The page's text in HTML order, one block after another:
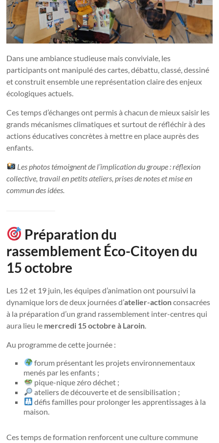
Dans une ambiance studieuse mais conviviale, les
participants ont manipulé des cartes, débattu, classé, dessiné
et construit ensemble une représentation claire des enjeux
écologiques actuels.
Ces temps d’échanges ont permis à chacun de mieux saisir les
grands mécanismes climatiques et surtout de réfléchir à des
actions éducatives concrètes à mettre en place auprès des
enfants.
Les photos témoignent de l’implication du groupe : réflexion
collective, travail en petits ateliers, prises de notes et mise en
commun des idées.
Préparation du
rassemblement Éco-Citoyen du
15 octobre
Les 12 et 19 juin, les équipes d’animation ont poursuivi la
dynamique lors de deux journées d’atelier-actionconsacrées
à la préparation d’un grand rassemblement inter-centres qui
aura lieu le mercredi 15 octobre à Laroin
Au programme de cette journée :
forum présentant les projets environnementaux
menés par les enfants ;
pique-nique zéro déchet ;
ateliers de découverte et de sensibilisation ;
défis familles pour prolonger les apprentissages à la
maison.
Ces temps de formation renforcent une culture commune